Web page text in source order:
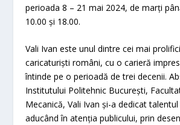
perioada 8 – 21 mai 2024, de marți
10.00 și 18.00.
Vali Ivan este unul dintre cei mai
caricaturiști români, cu o carieră
întinde pe o perioadă de trei decenii.
Institutului Politehnic București,
Mecanică, Vali Ivan și-a dedicat
aducând în atenția publicului, prin